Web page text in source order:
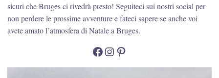
sicuri che Bruges ci rivedrà presto! Seguiteci sui nostri social per
non perdere le prossime avventure e fateci sapere se anche voi
avete amato l’atmosfera di Natale a Bruges.
Facebook
Instagram
Pinterest